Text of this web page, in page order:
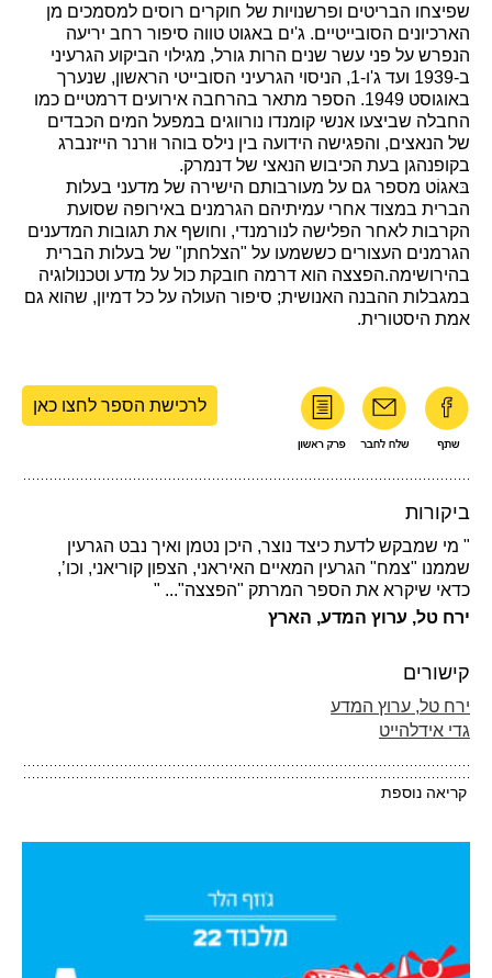
שפיצחו הבריטים ופרשנויות של חוקרים רוסים למסמכים מן
הארכיונים הסובייטיים. ג'ים באגוט טווה סיפור רחב יריעה
הנפרש על פני עשר שנים הרות גורל, מגילוי הביקוע הגרעיני
ב-1939 ועד ג'ו-1, הניסוי הגרעיני הסובייטי הראשון, שנערך
באוגוסט 1949. הספר מתאר בהרחבה אירועים דרמטיים כמו
החבלה שביצעו אנשי קומנדו נורווגים במפעל המים הכבדים
של הנאצים, והפגישה הידועה בין נילס בוהר וּורנר הייזנברג
בקופנהגן בעת הכיבוש הנאצי של דנמרק.
בּאגוֹט מספר גם על מעורבותם הישירה של מדעני בעלות
הברית במצוד אחרי עמיתיהם הגרמנים באירופה שסועת
הקרבות לאחר הפלישה לנורמנדי, וחושף את תגובות המדענים
הגרמנים העצורים כששמעו על "הצלחתן" של בעלות הברית
בהירושימה.הפצצה הוא דרמה חובקת כול על מדע וטכנולוגיה
במגבלות ההבנה האנושית; סיפור העולה על כל דמיון, שהוא גם
אמת היסטורית.
לרכישת הספר לחצו כאן
ביקורות
" מי שמבקש לדעת כיצד נוצר, היכן נטמן ואיך נבט הגרעין
שממנו "צמח" הגרעין המאיים האיראני, הצפון קוריאני, וכו’,
כדאי שיקרא את הספר המרתק "הפצצה"... "
ירח טל, ערוץ המדע, הארץ
קישורים
ירח טל, ערוץ המדע
גדי אידלהייט
קריאה נוספת